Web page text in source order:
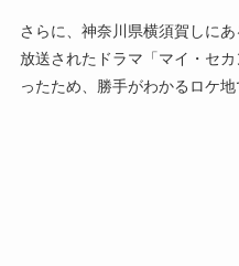
さらに、神奈川県横須賀しに
放送されたドラマ「マイ・セ
ったため、勝手がわかるロケ